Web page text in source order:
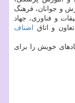
و جوانان، فرهنگ
و فناوری، جهاد
و اتاق
اصناف
خویش را برای